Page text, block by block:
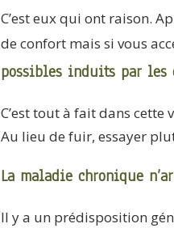
C’est eux qui ont raison.
de confort mais si vous
possibles induits par les
C’est tout à fait dans cette
Au lieu de fuir, essayer
La maladie chronique
Il y a un prédisposition